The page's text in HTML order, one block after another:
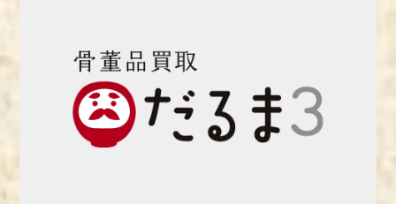
して同じ形を持たない、唯一無二の個性を象徴
するから。 草間自身も、自分の人生や個性を
このモチーフに投影し、未来への意思を込めて
制作しています。 日本各地で出会える色鮮や
かな「かぼちゃシリーズ」 青森県の十和田市
て崇められており、厄災を払い幸福を呼び込む
ことを願って制作されたそうです。 そのほか
にも、WeBase 鎌倉に『SHIP’S CAT
(Harbor)』、中国の長風大悦城に『SHIP’S
CAT (Sailor) 』、京都に『SHIP’S CAT
に、1960年代中ごろからシルクスクリーンを
使った作品を制作するようになり、その一環と
して「NO MORE WAR」シリーズが誕生しまし
による背景制作、写真の流用、漫画のような構
したものの、わずか2ヶ月で退学し、その後は
独自の芸術活動を展開していきます。 『アダ
ンの海辺』は、一村が生涯手放したくないと思
うほどの傑作で、今もなお多くに人から高い評
価を集め、愛されている作品です。 内部リン